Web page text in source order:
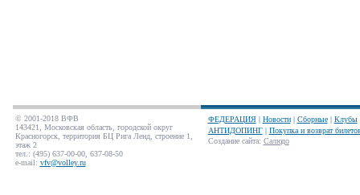
© 2001-2018 ВФВ
143421, Московская область, городской округ
Красногорск, территория БЦ Рига Ленд, строение 1,
этаж 2
тел.: (495) 637-00-00, 637-08-50
e-mail: vfv@volley.ru
ФЕДЕРАЦИЯ| Новости| Сборные| Клубы
АНТИДОПИНГ| Покупка и возврат
Создание сайта: Салюдо